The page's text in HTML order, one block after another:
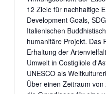
12 Ziele für nachhaltige
Development Goals,
Italienischen
humanitäre Projekt. Das
Erhaltung der
Umwelt in Costigliole
UNESCO als
Über einen Zeitraum